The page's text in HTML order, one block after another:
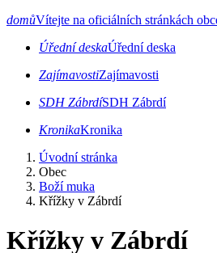
domůVítejte na oficiálních stránkách
Úřední deskaÚřední deska
ZajímavostiZajímavosti
SDH ZábrdíSDH Zábrdí
KronikaKronika
Úvodní stránka
Obec
Boží muka
Křížky v Zábrdí
Křížky v Zábrdí